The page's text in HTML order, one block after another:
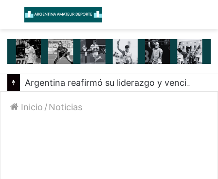
Menú
Inicio /Noticias